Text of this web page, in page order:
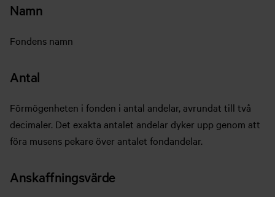
Namn
Fondens namn
Antal
Förmögenheten i fonden i antal andelar, avrundat till två
decimaler. Det exakta antalet andelar dyker upp genom att
föra musens pekare över antalet fondandelar.
Anskaffningsvärde